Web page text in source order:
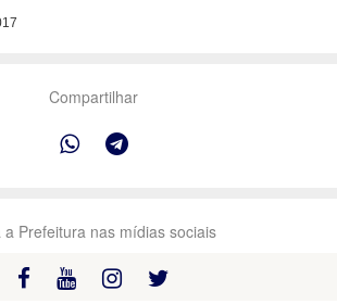
Compartilhar
a Prefeitura nas mídias sociais